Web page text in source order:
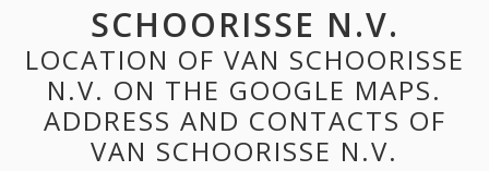
SCHOORISSE N.V.
LOCATION OF VAN SCHOORISSE
N.V. ON THE GOOGLE MAPS.
ADDRESS AND CONTACTS OF
VAN SCHOORISSE N.V.